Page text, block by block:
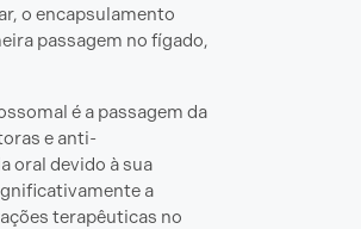
o encapsulamento
passagem no fígado,
é a passagem da
e anti-
oral devido à sua
a
terapêuticas no